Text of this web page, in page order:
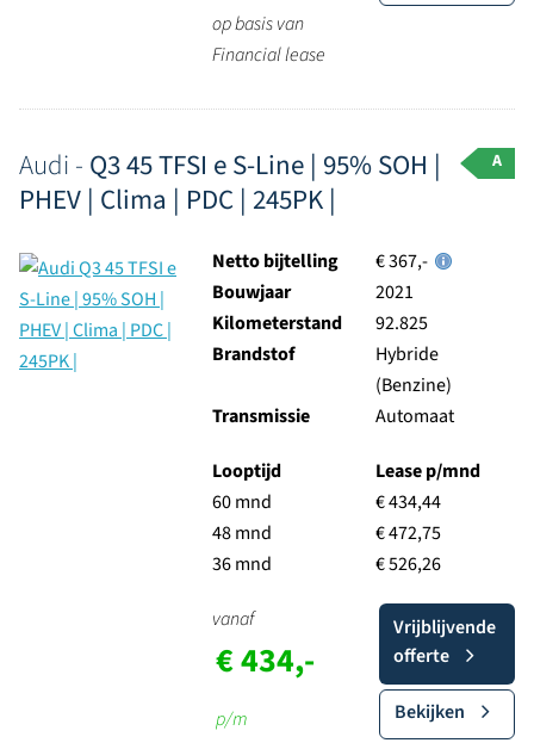
op basis van
Financial lease
Audi - Q3 45 TFSI e S-Line | 95% SOH |
PHEV | Clima | PDC | 245PK |
A
Netto bijtelling
€ 367,-
Bouwjaar
2021
Kilometerstand
92.825
Brandstof
Hybride
(Benzine)
Transmissie
Automaat
Looptijd
60 mnd
48 mnd
36 mnd
Lease p/mnd
€ 434,44
€ 472,75
€ 526,26
vanaf
€ 434,-
p/m
Vrijblijvende
offerte
Bekijken